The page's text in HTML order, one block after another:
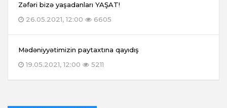
Zəfəri bizə yaşadanları YAŞAT!
26.05.2021, 12:00
6605
Mədəniyyətimizin paytaxtına qayıdış
19.05.2021, 12:00
5211